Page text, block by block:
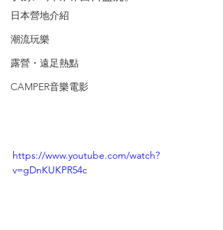
日本營地介紹
潮流玩樂
露營・遠足熱點
CAMPER音樂電影
https://www.youtube.com/watch?
v=gDnKUKPR54c